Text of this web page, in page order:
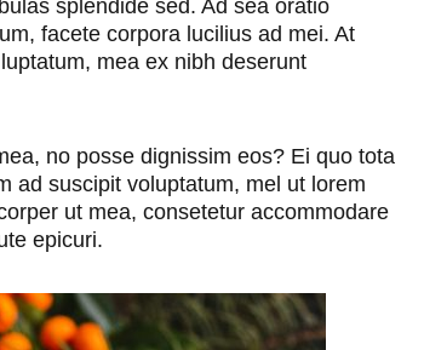
splendide sed. Ad sea oratio
facete corpora lucilius ad mei. At
mea ex nibh deserunt
no posse dignissim eos? Ei quo tota
ad suscipit voluptatum, mel ut lorem
ut mea, consetetur accommodare
epicuri.